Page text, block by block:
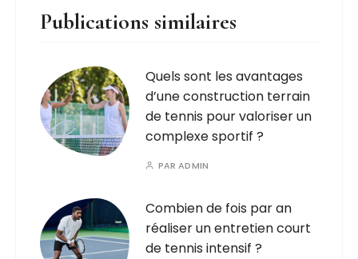
Publications similaires
Quels sont les avantages
d’une construction terrain
de tennis pour valoriser un
complexe sportif ?
PARADMIN
Combien de fois par an
réaliser un entretien court
de tennis intensif ?